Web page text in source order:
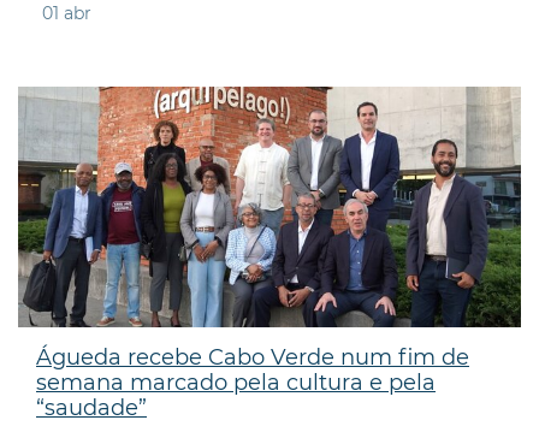
01 abr
Águeda recebe Cabo Verde num fim de
semana marcado pela cultura e pela
“saudade”